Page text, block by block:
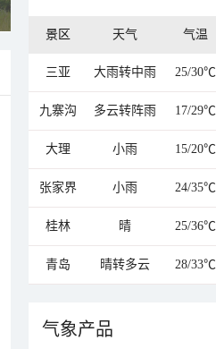
景区 天气 气温
三亚 大雨转中雨 25/30℃
九寨沟 多云转阵雨 17/29℃
大理 小雨 15/20℃
张家界 小雨 24/35℃
桂林 晴 25/36℃
青岛 晴转多云 28/33℃
气象产品